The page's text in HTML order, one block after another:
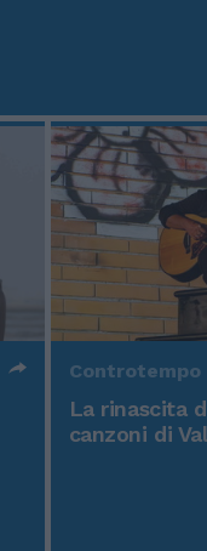
Controtempo
La rinascita
canzoni di